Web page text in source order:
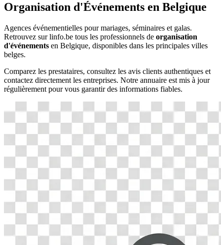
Organisation d'Événements en Belgique
Agences événementielles pour mariages, séminaires et galas.
Retrouvez sur linfo.be tous les professionnels de organisation
d'événements en Belgique, disponibles dans les principales villes
belges.
Comparez les prestataires, consultez les avis clients authentiques et
contactez directement les entreprises. Notre annuaire est mis à jour
régulièrement pour vous garantir des informations fiables.